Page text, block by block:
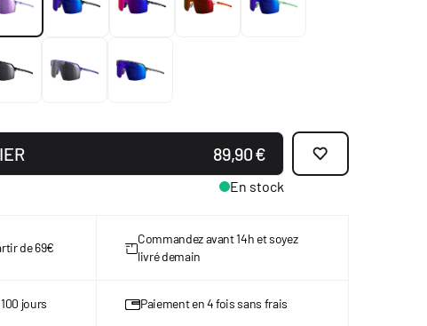
View larger imageView larger image
89,90 €
En stock
de 69€
Commandez avant 14h et soyez
livré demain
jours Paiement en 4 fois sans frais